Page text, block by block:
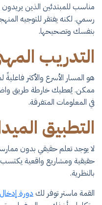
مناسب للمبتدئين الذين يريدون
رسمي. لكنه يفتقر للتوجيه
بنفسك وتصحيحها.
التدريب
هو المسار الأسرع والأكثر
ممكن. يُعطيك خارطة طريق
في المعلومات المتفرقة.
التطبيق
لا يوجد تعلم حقيقي بدون
حقيقية ومشاريع واقعية يكتسب
بالنظرية.
القمة ماستر توفر لكدورة إدخال